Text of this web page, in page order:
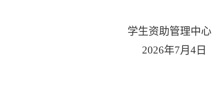
学生资助管理中心
2026年7月 4 日